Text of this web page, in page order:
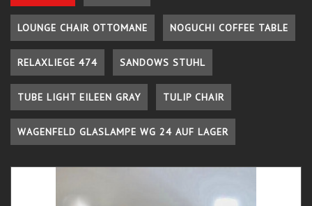
LOUNGE CHAIR OTTOMANE NOGUCHI COFFEE TABLE
RELAXLIEGE 474 SANDOWS STUHL
TUBE LIGHT EILEEN GRAY TULIP CHAIR
WAGENFELD GLASLAMPE WG 24 AUF LAGER